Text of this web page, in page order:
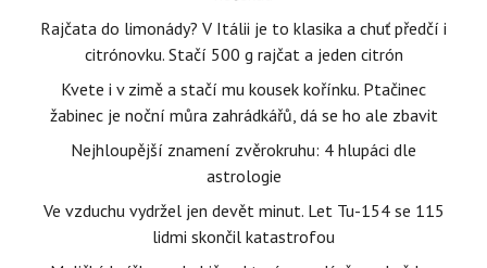
Rajčata do limonády? V Itálii je to klasika a chuť předčí i
citrónovku. Stačí 500 g rajčat a jeden citrón
Kvete i v zimě a stačí mu kousek kořínku. Ptačinec
žabinec je noční můra zahrádkářů, dá se ho ale zbavit
Nejhloupější znamení zvěrokruhu: 4 hlupáci dle
astrologie
Ve vzduchu vydržel jen devět minut. Let Tu-154 se 115
lidmi skončil katastrofou